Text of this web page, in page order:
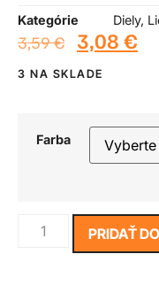
Kategórie
Diely,
3,59€ 3,08 €
3 NA SKLADE
Farba
PRIDAŤ